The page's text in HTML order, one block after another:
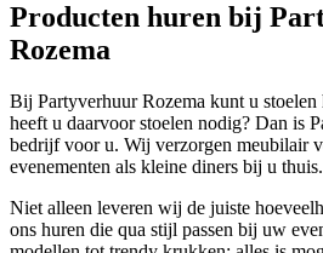
Producten huren bij
Rozema
Bij Partyverhuur Rozema kunt u stoelen
heeft u daarvoor stoelen nodig? Dan is
bedrijf voor u. Wij verzorgen meubilair
evenementen als kleine diners bij u thuis.
Niet alleen leveren wij de juiste
ons huren die qua stijl passen bij uw